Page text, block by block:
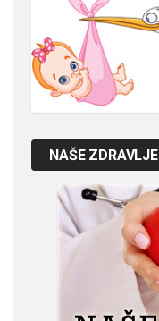
NAŠE ZDRAVLJE